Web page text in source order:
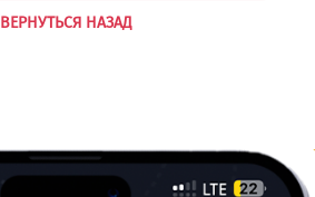
ВЕРНУТЬСЯ НАЗАД